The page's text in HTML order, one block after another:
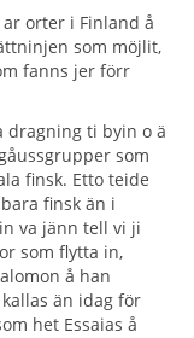
orter i Finland å
som möjlit,
fanns jer förr
dragning ti byin o ä
som
finsk. Etto teide
finsk än i
va jänn tell vi ji
som flytta in,
å han
än idag för
het Essaias å